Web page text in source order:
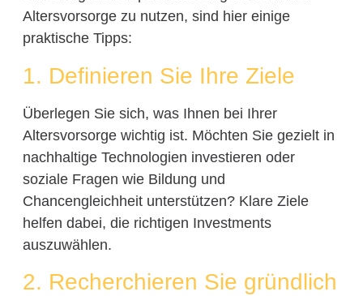
Altersvorsorge zu nutzen, sind hier einige
praktische Tipps:
1. Definieren Sie Ihre Ziele
Überlegen Sie sich, was Ihnen bei Ihrer
Altersvorsorge wichtig ist. Möchten Sie gezielt in
nachhaltige Technologien investieren oder
soziale Fragen wie Bildung und
Chancengleichheit unterstützen? Klare Ziele
helfen dabei, die richtigen Investments
auszuwählen.
2. Recherchieren Sie gründlich